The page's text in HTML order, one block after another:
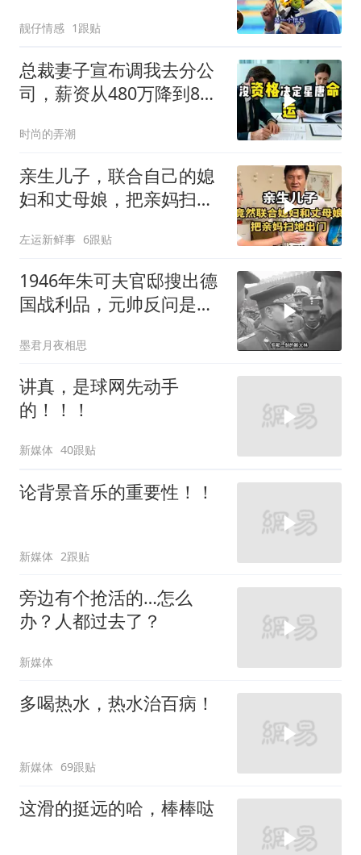
靓仔情感 1跟贴
总裁妻子宣布调我去分公
司，薪资从480万降到8
时尚的弄潮
亲生儿子，联合自己的媳
妇和丈母娘，把亲妈扫地
左运新鲜事 6跟贴
1946年朱可夫官邸搜出德
国战利品，元帅反问是否
墨君月夜相思
讲真，是球网先动手
的！！！
新媒体 40跟贴
论背景音乐的重要性！！
新媒体 2跟贴
旁边有个抢活的…怎么
办？人都过去了？
新媒体
多喝热水，热水治百病！
新媒体 69跟贴
这滑的挺远的哈，棒棒哒